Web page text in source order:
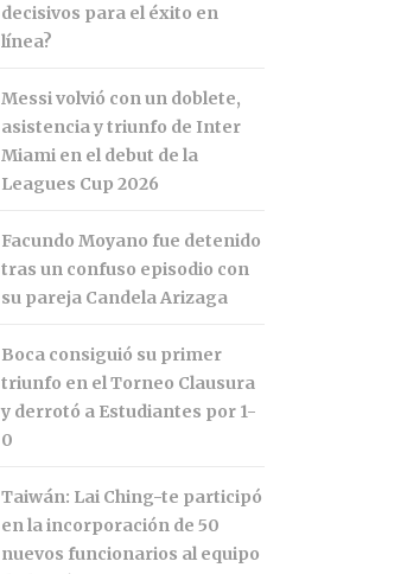
decisivos para el éxito en
línea?
Messi volvió con un doblete,
asistencia y triunfo de Inter
Miami en el debut de la
Leagues Cup 2026
Facundo Moyano fue detenido
tras un confuso episodio con
su pareja Candela Arizaga
Boca consiguió su primer
triunfo en el Torneo Clausura
y derrotó a Estudiantes por 1-
0
Taiwán: Lai Ching-te participó
en la incorporación de 50
nuevos funcionarios al equipo